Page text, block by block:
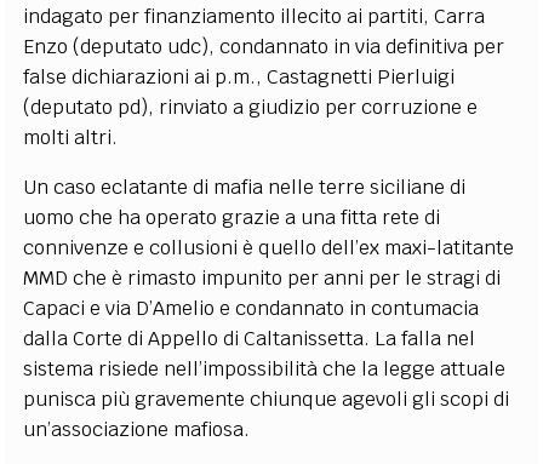
indagato per finanziamento illecito ai partiti, Carra
Enzo (deputato udc), condannato in via definitiva per
false dichiarazioni ai p.m., Castagnetti Pierluigi
(deputato pd), rinviato a giudizio per corruzione e
molti altri.
Un caso eclatante di mafia nelle terre siciliane di
uomo che ha operato grazie a una fitta rete di
connivenze e collusioni è quello dell’ex maxi-latitante
MMD che è rimasto impunito per anni per le stragi di
Capaci e via D’Amelio e condannato in contumacia
dalla Corte di Appello di Caltanissetta. La falla nel
sistema risiede nell’impossibilità che la legge attuale
punisca più gravemente chiunque agevoli gli scopi di
un’associazione mafiosa.